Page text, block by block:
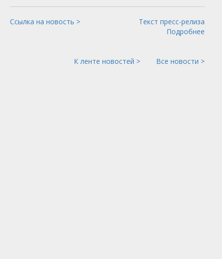
Ссылка на новость >
Текст пресс-релиза
Подробнее
К ленте новостей > Все новости >